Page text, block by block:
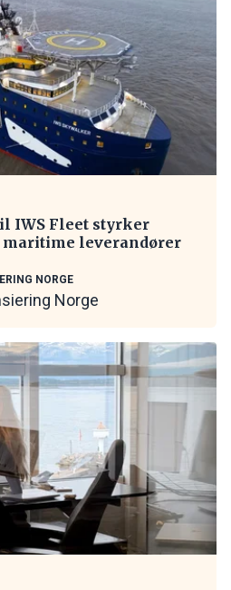
IWS Fleet styrker
leverandører
NORGE
Norge